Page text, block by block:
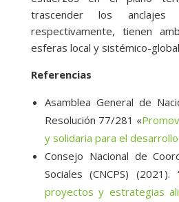
trascender los
respectivamente, tienen
esferas local y sistémico-
Referencias
Asamblea General de
Resolución 77/281 «
y solidaria para el
Consejo Nacional de
Sociales (CNCPS) (2021).
proyectos y estrategias